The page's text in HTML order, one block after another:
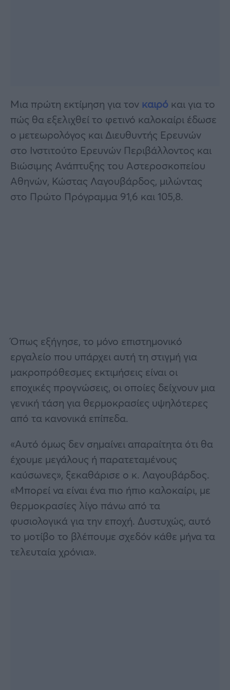
Μια πρώτη εκτίμηση για τον καιρό και για το
πώς θα εξελιχθεί το φετινό καλοκαίρι έδωσε
ο μετεωρολόγος και Διευθυντής Ερευνών
στο Ινστιτούτο Ερευνών Περιβάλλοντος και
Βιώσιμης Ανάπτυξης του Αστεροσκοπείου
Αθηνών, Κώστας Λαγουβάρδος, μιλώντας
στο Πρώτο Πρόγραμμα 91,6 και 105,8.
Όπως εξήγησε, το μόνο επιστημονικό
εργαλείο που υπάρχει αυτή τη στιγμή για
μακροπρόθεσμες εκτιμήσεις είναι οι
εποχικές προγνώσεις, οι οποίες δείχνουν μια
γενική τάση για θερμοκρασίες υψηλότερες
από τα κανονικά επίπεδα.
«Αυτό όμως δεν σημαίνει απαραίτητα ότι θα
έχουμε μεγάλους ή παρατεταμένους
καύσωνες», ξεκαθάρισε ο κ. Λαγουβάρδος.
«Μπορεί να είναι ένα πιο ήπιο καλοκαίρι, με
θερμοκρασίες λίγο πάνω από τα
φυσιολογικά για την εποχή. Δυστυχώς, αυτό
το μοτίβο το βλέπουμε σχεδόν κάθε μήνα τα
τελευταία χρόνια».